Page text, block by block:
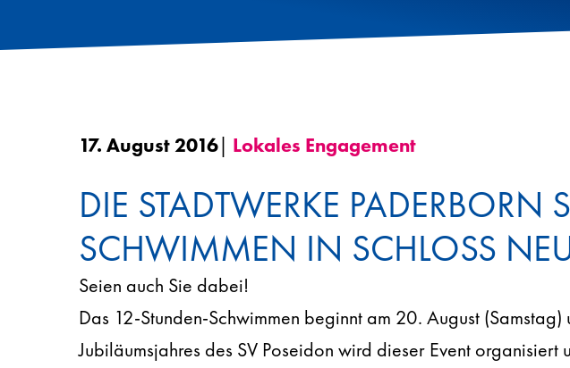
17. August 2016| Lokales Engagement
DIE STADTWERKE
SCHWIMMEN IN SCHLOSS
Seien auch Sie dabei!
Das 12-Stunden-Schwimmen beginnt am 20. August
Jubiläumsjahres des SV Poseidon wird dieser Event